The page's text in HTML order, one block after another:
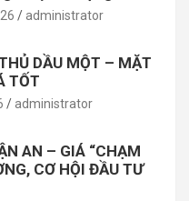
administrator
DẦU MỘT – MẶT
TỐT
administrator
AN – GIÁ “CHẠM
CƠ HỘI ĐẦU TƯ